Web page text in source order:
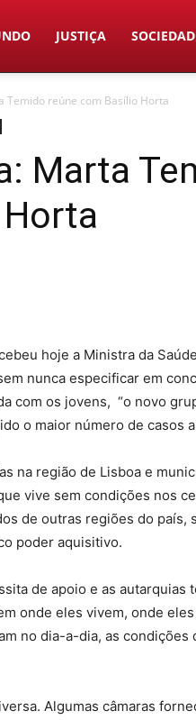
JUSTIÇA
Temido reúne com Basílio Horta
Marta
hoje a Ministra da
nunca especificar em
com os jovens, “o novo
o maior número de casos
na região de Lisboa e
vive sem condições nos
de outras regiões do país,
poder aquisitivo.
de apoio e as autarquias
onde eles vivem, onde
no dia-a-dia, as condições
Algumas câmaras